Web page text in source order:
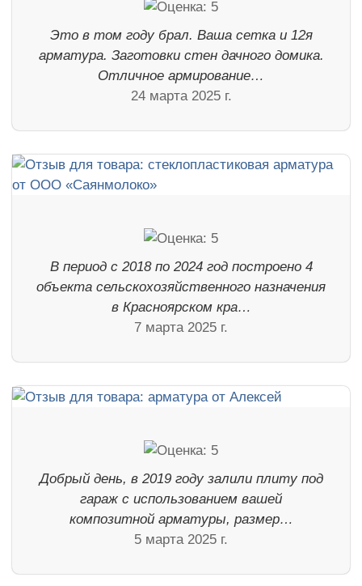
Это в том году брал. Ваша сетка и 12я
арматура. Заготовки стен дачного домика.
Отличное армирование…
24 марта 2025 г.
В период с 2018 по 2024 год построено 4
объекта сельскохозяйственного назначения
в Красноярском кра…
7 марта 2025 г.
Добрый день, в 2019 году залили плиту под
гараж с использованием вашей
композитной арматуры, размер…
5 марта 2025 г.